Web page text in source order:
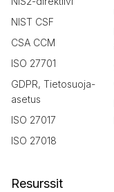
NIST CSF
CSA CCM
ISO 27701
GDPR, Tietosuoja-
asetus
ISO 27017
ISO 27018
Resurssit